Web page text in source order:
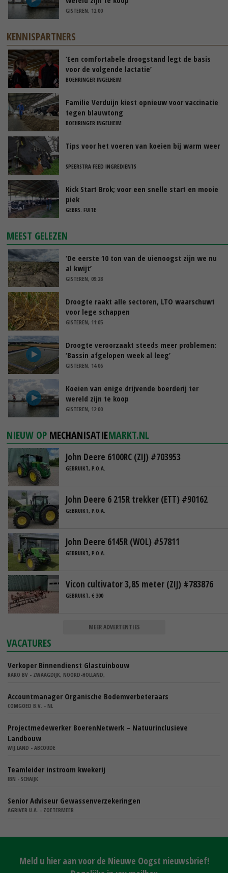
GISTEREN, 12:00
KENNISPARTNERS
‘Een comfortabele droogstand legt de basis
voor de volgende lactatie’
BOEHRINGER INGELHEIM
Familie Verduijn kiest opnieuw voor vaccinatie
tegen blauwtong
BOEHRINGER INGELHEIM
Tips voor het voeren van koeien bij warm weer
SPEERSTRA FEED INGREDIENTS
Kick Start Brok; voor een snelle start en mooie
piek
GEBRS. FUITE
MEEST GELEZEN
‘De eerste 10 ton van de uienoogst zijn we nu
al kwijt’
GISTEREN, 09:28
Droogte raakt alle sectoren, LTO waarschuwt
voor lege schappen
GISTEREN, 11:05
Droogte veroorzaakt steeds meer problemen:
‘Bassin afgelopen week al leeg’
GISTEREN, 14:06
Koeien van enige drijvende boerderij ter
wereld zijn te koop
GISTEREN, 12:00
NIEUW OP MECHANISATIEMARKT.NL
John Deere 6100RC (ZIJ) #703953
GEBRUIKT, P.O.A.
John Deere 6 215R trekker (ETT) #90162
GEBRUIKT, P.O.A.
John Deere 6145R (WOL) #57811
GEBRUIKT, P.O.A.
Vicon cultivator 3,85 meter (ZIJ) #783876
GEBRUIKT, € 300
MEER ADVERTENTIES
VACATURES
Verkoper Binnendienst Glastuinbouw
KARO BV - ZWAAGDIJK, NOORD-HOLLAND,
Accountmanager Organische Bodemverbeteraars
COMGOED B.V. - NL
Projectmedewerker BoerenNetwerk – Natuurinclusieve
Landbouw
WIJ.LAND - ABCOUDE
Teamleider instroom kwekerij
IBN - SCHAIJK
Senior Adviseur Gewassenverzekeringen
AGRIVER U.A. - ZOETERMEER
Meld u hier aan voor de Nieuwe Oogst nieuwsbrief!